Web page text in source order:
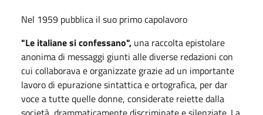
Nel 1959 pubblica il suo primo capolavoro
"Le italiane si confessano", una raccolta epistolare
anonima di messaggi giunti alle diverse redazioni con
cui collaborava e organizzate grazie ad un importante
lavoro di epurazione sintattica e ortografica, per dar
voce a tutte quelle donne, considerate reiette dalla